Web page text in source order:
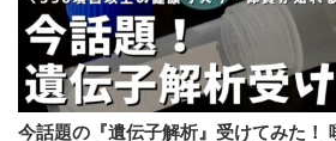
今話題の『遺伝子解析』受けてみた！